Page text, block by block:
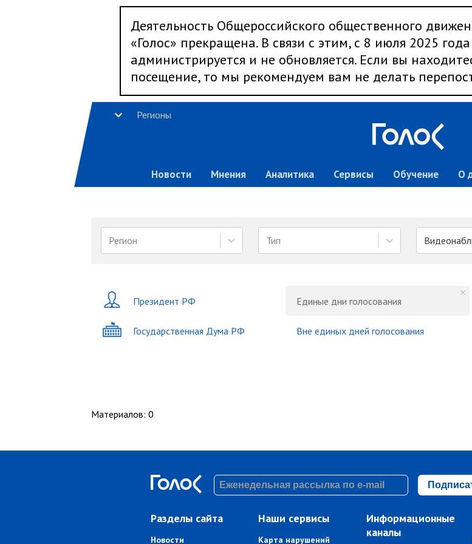
Деятельность Общероссийского общественного
«Голос» прекращена. В связи с этим, с 8 июля 2025
администрируется и не обновляется. Если вы
посещение, то мы рекомендуем вам не делать
Регионы
Новости Мнения Аналитика Сервисы Обучение О
Регион Тип
Президент РФ
Государственная Дума РФ
Единые дни голосования
Вне единых дней голосования
Материалов: 0
Разделы сайта
Новости
Наши сервисы
Карта нарушений
Информационные
каналы